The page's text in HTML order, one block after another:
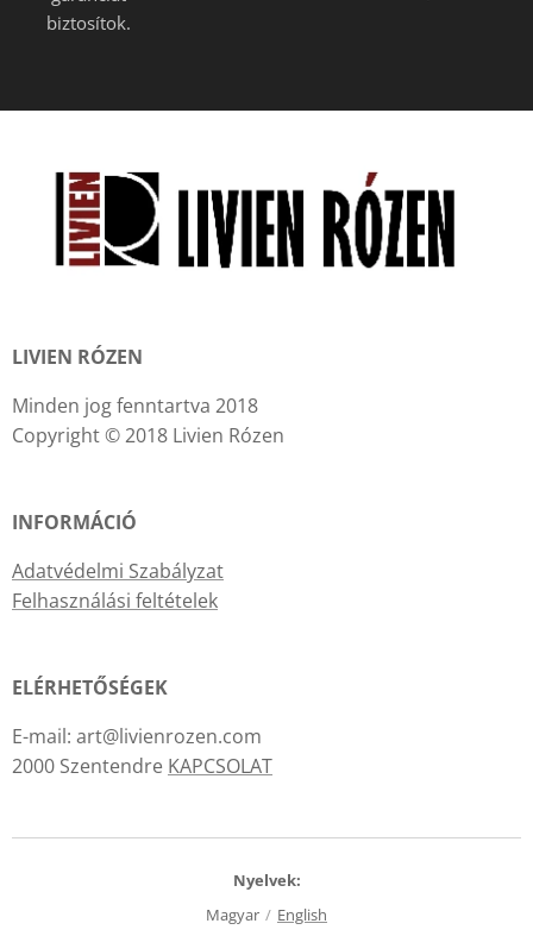
biztosítok.
LIVIEN RÓZEN
Minden jog fenntartva 2018
Copyright © 2018 Livien Rózen
INFORMÁCIÓ
Adatvédelmi Szabályzat
Felhasználási feltételek
ELÉRHETŐSÉGEK
E-mail: art@livienrozen.com
2000 Szentendre KAPCSOLAT
Nyelvek
Magyar
English